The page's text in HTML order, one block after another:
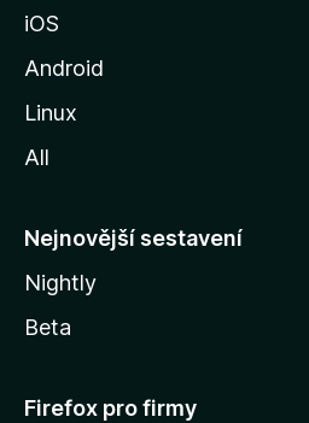
M
o
l
y
iOS
Android
Linux
All
Nejnovější sestavení
Nightly
Beta
Firefox pro firmy